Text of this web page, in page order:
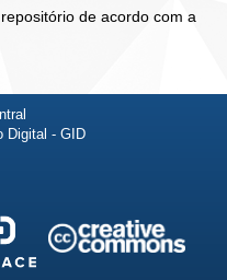
de acordo com a
Digital - GID